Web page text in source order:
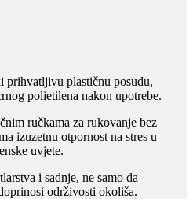
prihvatljivu plastičnu posudu,
polietilena nakon upotrebe.
ručkama za rukovanje bez
izuzetnu otpornost na stres u
uvjete.
i sadnje, ne samo da
održivosti okoliša.